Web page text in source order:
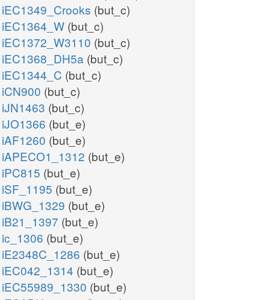
iEC1349_Crooks (but_c)
iEC1364_W (but_c)
iEC1372_W3110 (but_c)
iEC1368_DH5a (but_c)
iEC1344_C (but_c)
iCN900 (but_c)
iJN1463 (but_c)
iJO1366 (but_e)
iAF1260 (but_e)
iAPECO1_1312 (but_e)
iPC815 (but_e)
iSF_1195 (but_e)
iBWG_1329 (but_e)
iB21_1397 (but_e)
ic_1306 (but_e)
iE2348C_1286 (but_e)
iEC042_1314 (but_e)
iEC55989_1330 (but_e)